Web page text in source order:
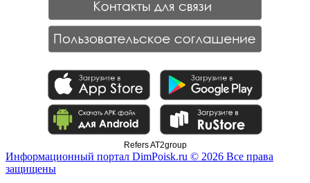
Refers AT2group
Информационный портал DimPoisk.ru © 2026 Все права
защищены